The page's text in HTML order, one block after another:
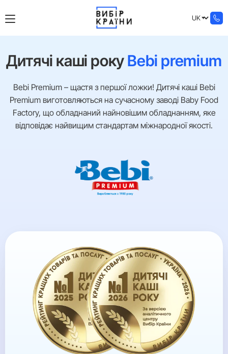
Дитячі каші рокуBebi premium
Bebi Premium – щастя з першої ложки! Дитячі каші Bebi
Premium виготовляються на сучасному заводі Baby Food
Factory, що обладнаний найновішим обладнанням, яке
відповідає найвищим стандартам міжнародної якості.